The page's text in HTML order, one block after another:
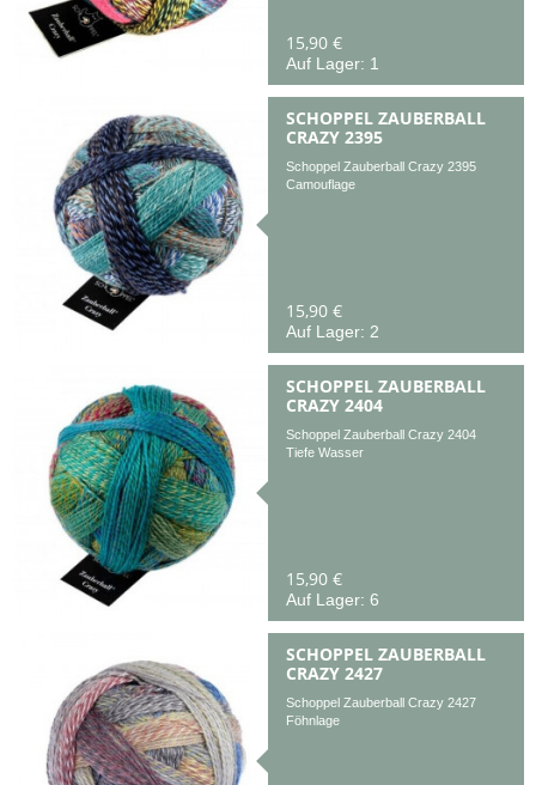
15,90 €
Auf Lager: 1
SCHOPPEL ZAUBERBALL
CRAZY 2395
Schoppel Zauberball Crazy 2395
Camouflage
15,90 €
Auf Lager: 2
SCHOPPEL ZAUBERBALL
CRAZY 2404
Schoppel Zauberball Crazy 2404
Tiefe Wasser
15,90 €
Auf Lager: 6
SCHOPPEL ZAUBERBALL
CRAZY 2427
Schoppel Zauberball Crazy 2427
Föhnlage